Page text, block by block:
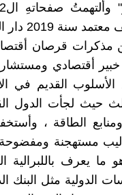
للنشر والتوزيع .
قرصان
خبير أقتصادي
القديم في
حيث لجأت الدول
الطاقة ،
مستهجنة
ما يعرف باللبرالية
الدولية مثل البنك